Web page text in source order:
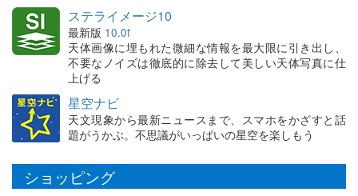
ステライメージ10
最新版 10.0f
天体画像に埋もれた微細な情報を最大限に引き出し、
不要なノイズは徹底的に除去して美しい天体写真に仕
上げる
星空ナビ
天文現象から最新ニュースまで、スマホをかざすと話
題がうかぶ。不思議がいっぱいの星空を楽しもう
ショッピング